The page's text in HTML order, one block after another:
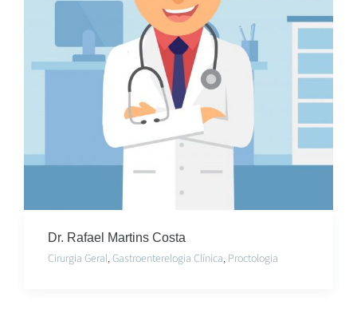
Dr. Rafael Martins Costa
Cirurgia Geral,Gastroenterelogia Clínica, Proctologia